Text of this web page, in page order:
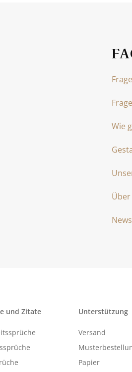
Wie
und Zitate Unterstützung
Versand
Papier